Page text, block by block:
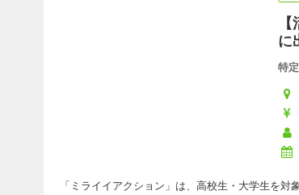
に
特
「ミライイアクション」は、高校生・大学生を